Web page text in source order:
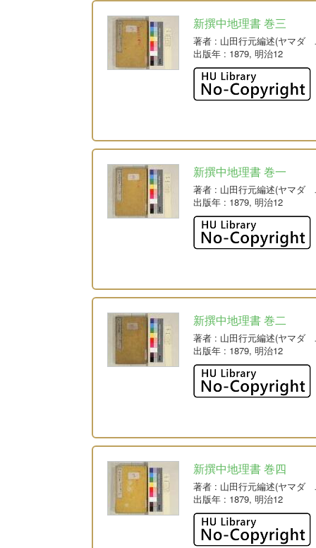
新撰中地理書 巻三
著者 : 山田行元編述(ヤマダ
出版年 : 1879, 明治12
新撰中地理書 巻一
著者 : 山田行元編述(ヤマダ
出版年 : 1879, 明治12
新撰中地理書 巻二
著者 : 山田行元編述(ヤマダ
出版年 : 1879, 明治12
新撰中地理書 巻四
著者 : 山田行元編述(ヤマダ
出版年 : 1879, 明治12